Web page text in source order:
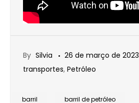
By Silvia 26 de março de 2023
transportes, Petróleo
barril barril de petróleo